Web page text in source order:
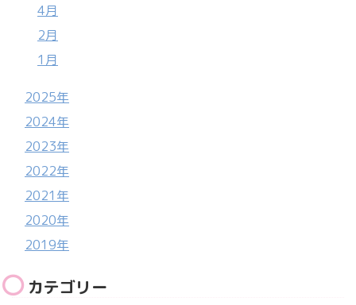
4月
2月
1月
2025年
2024年
2023年
2022年
2021年
2020年
2019年
カテゴリー